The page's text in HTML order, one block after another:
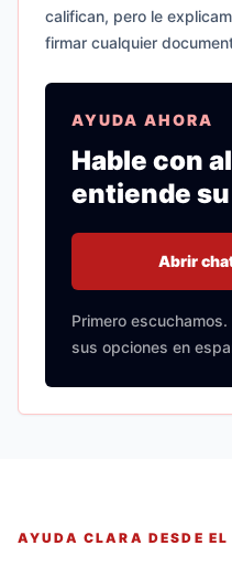
califican, pero le
firmar cualquier
AYUDA AHORA
Hable con
entiende
Abrir
Primero
sus opciones en
AYUDA CLARA DESDE